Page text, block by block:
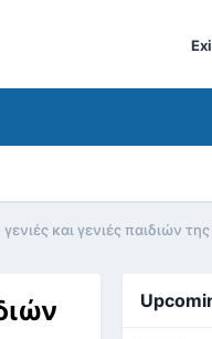
και γενιές παιδιών